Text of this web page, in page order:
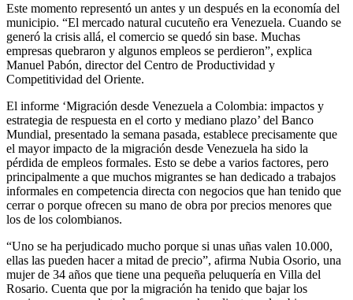
Este momento representó un antes y un después en la economía del
municipio. “El mercado natural cucuteño era Venezuela. Cuando se
generó la crisis allá, el comercio se quedó sin base. Muchas
empresas quebraron y algunos empleos se perdieron”, explica
Manuel Pabón, director del Centro de Productividad y
Competitividad del Oriente.
El informe ‘Migración desde Venezuela a Colombia: impactos y
estrategia de respuesta en el corto y mediano plazo’ del Banco
Mundial, presentado la semana pasada, establece precisamente que
el mayor impacto de la migración desde Venezuela ha sido la
pérdida de empleos formales. Esto se debe a varios factores, pero
principalmente a que muchos migrantes se han dedicado a trabajos
informales en competencia directa con negocios que han tenido que
cerrar o porque ofrecen su mano de obra por precios menores que
los de los colombianos.
“Uno se ha perjudicado mucho porque si unas uñas valen 10.000,
ellas las pueden hacer a mitad de precio”, afirma Nubia Osorio, una
mujer de 34 años que tiene una pequeña peluquería en Villa del
Rosario. Cuenta que por la migración ha tenido que bajar los